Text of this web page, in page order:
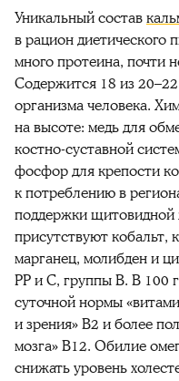
Уникальный состав
в рацион диетического
много протеина, почти
Содержится 18 из 20–22
организма человека.
на высоте: медь для
костно-суставной
фосфор для крепости
к потреблению в
поддержкищитовидной
присутствуют кобальт,
марганец, молибден и
РР и С, группы B. В 100
суточной нормы
и зрения» B2 и более
мозга» В12. Обилие
снижать уровень